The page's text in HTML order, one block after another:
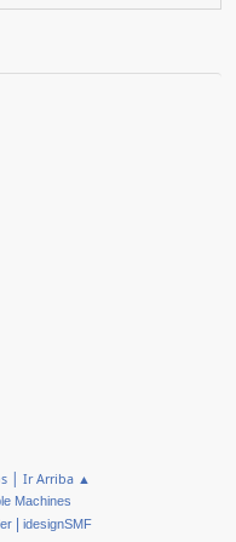
| Ir Arriba ▲
Machines
idesignSMF